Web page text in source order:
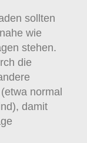
sollten
wie
stehen.
die
normal
damit